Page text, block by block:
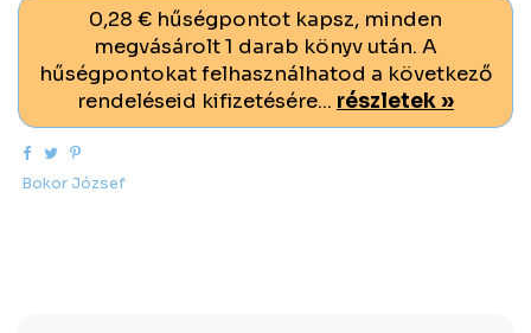
0,28 € hűségpontot kapsz, minden
megvásárolt 1 darab könyv után. A
hűségpontokat felhasználhatod a következő
rendeléseid kifizetésére... részletek »
Bokor József